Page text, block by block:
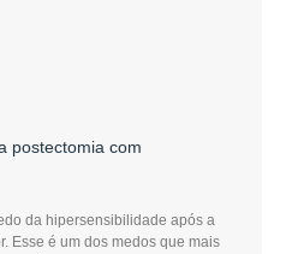
postectomia com
da hipersensibilidade após a
Esse é um dos medos que mais